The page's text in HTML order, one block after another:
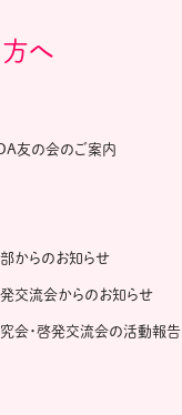
へ
友の会のご案内
からのお知らせ
交流会からのお知らせ
会・啓発交流会の活動報告